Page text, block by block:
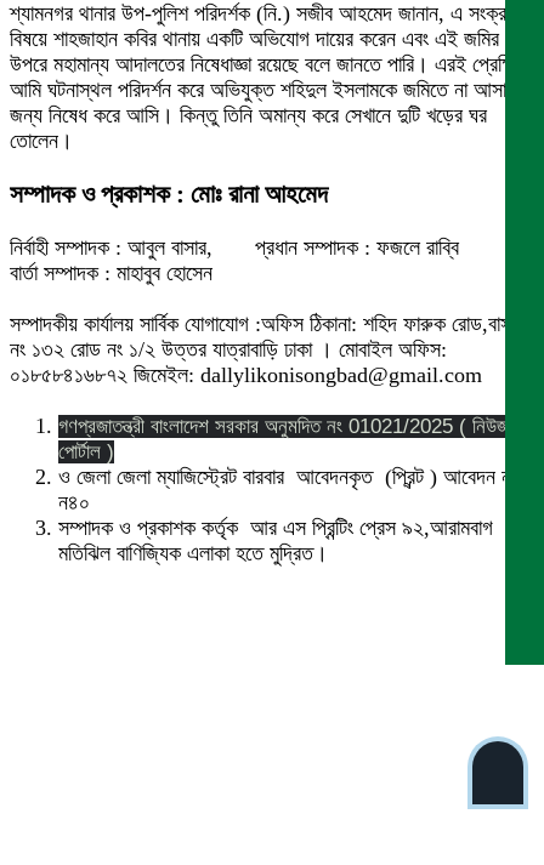
শ্যামনগর থানার উপ-পুলিশ পরিদর্শক (নি.) সজীব আহমেদ জানান, এ সংক্রান্ত
বিষয়ে শাহজাহান কবির থানায় একটি অভিযোগ দায়ের করেন এবং এই জমির
উপরে মহামান্য আদালতের নিষেধাজ্ঞা রয়েছে বলে জানতে পারি। এরই প্রেক্ষিতে
আমি ঘটনাস্থল পরিদর্শন করে অভিযুক্ত শহিদুল ইসলামকে জমিতে না আসার
জন্য নিষেধ করে আসি। কিন্তু তিনি অমান্য করে সেখানে দুটি খড়ের ঘর
তোলেন।
সম্পাদক ও প্রকাশক : মোঃ রানা আহমেদ
নির্বাহী সম্পাদক : আবুল বাসার, প্রধান সম্পাদক : ফজলে রাব্বি
বার্তা সম্পাদক : মাহাবুব হোসেন
সম্পাদকীয় কার্যালয় সার্বিক যোগাযোগ :অফিস ঠিকানা: শহিদ ফারুক রোড,বাসা
নং ১৩২ রোড নং ১/২ উত্তর যাত্রাবাড়ি ঢাকা । মোবাইল অফিস:
০১৮৫৮৪১৬৮৭২ জিমেইল: dallylikonisongbad@gmail.com
গণপ্রজাতন্ত্রী বাংলাদেশ সরকার অনুমদিত নং 01021/2025 ( নিউজ
পোর্টাল )
ও জেলা জেলা ম্যাজিস্ট্রেট বারবার আবেদনকৃত (প্রিন্ট ) আবেদন নং
ন৪০
সম্পাদক ও প্রকাশক কর্তৃক আর এস প্রিন্টিং প্রেস ৯২,আরামবাগ
মতিঝিল বাণিজ্যিক এলাকা হতে মুদ্রিত।